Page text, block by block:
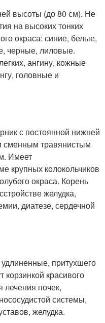
высоты (до 80 см). Не
на высоких тонких
окраса: синие, белые,
черные, лиловые.
ангину, кожные
головные и
с постоянной нижней
сменным травянистым
Имеет
крупных колокольчиков
окраса. Корень
желудка,
диатезе, сердечной
притухшего
корзинкой красивого
лечения почек,
системы,
желудка.